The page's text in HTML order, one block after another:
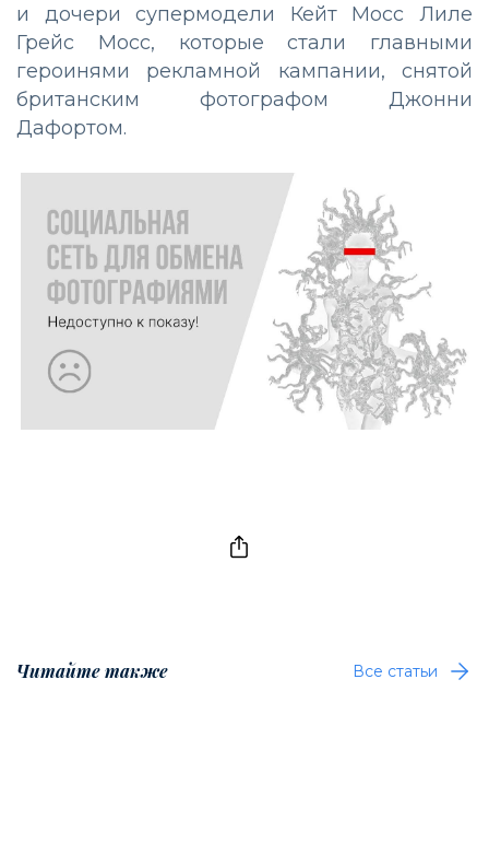
и дочери супермодели Кейт Мосс Лиле
Грейс Мосс, которые стали главными
героинями рекламной кампании, снятой
британским фотографом Джонни
Дафортом.
Читайте также Все статьи